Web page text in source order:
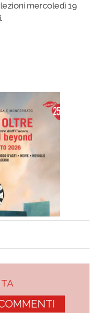
mercoledì 19